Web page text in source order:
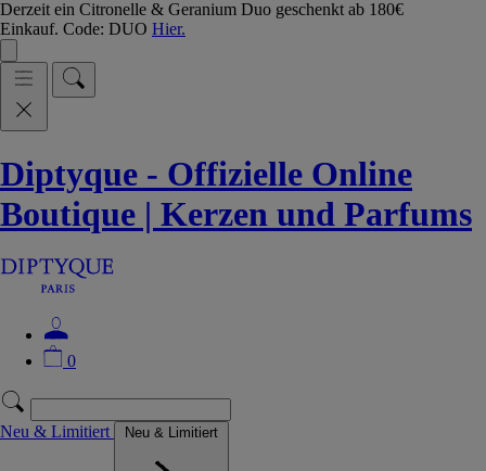
Derzeit ein Citronelle & Geranium Duo geschenkt ab 180€
Einkauf. Code: DUO Hier.
Diptyque - Offizielle Online
Boutique | Kerzen und Parfums
0
Neu & Limitiert Neu & Limitiert